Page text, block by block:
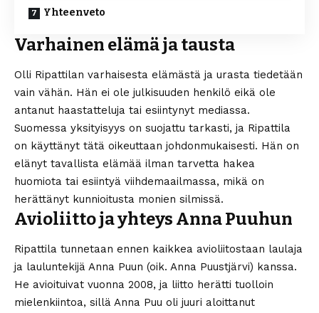
Yhteenveto
Varhainen elämä ja tausta
Olli Ripattilan varhaisesta elämästä ja urasta tiedetään
vain vähän. Hän ei ole julkisuuden henkilö eikä ole
antanut haastatteluja tai esiintynyt mediassa.
Suomessa yksityisyys on suojattu tarkasti, ja Ripattila
on käyttänyt tätä oikeuttaan johdonmukaisesti. Hän on
elänyt tavallista elämää ilman tarvetta hakea
huomiota tai esiintyä viihdemaailmassa, mikä on
herättänyt kunnioitusta monien silmissä.
Avioliitto ja yhteys Anna Puuhun
Ripattila tunnetaan ennen kaikkea avioliitostaan laulaja
ja lauluntekijä Anna Puun (oik. Anna Puustjärvi) kanssa.
He avioituivat vuonna 2008, ja liitto herätti tuolloin
mielenkiintoa, sillä Anna Puu oli juuri aloittanut